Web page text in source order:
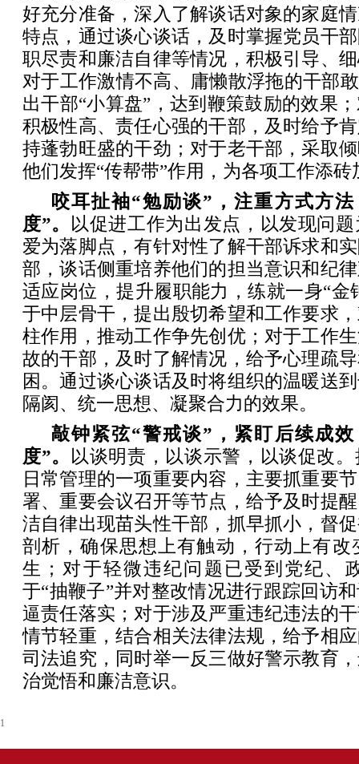
好充分准备，深入了解谈话对象的家庭
特点，通过谈心谈话，及时掌握党员干
职尽责和廉洁自律等情况，积极引导、
对于工作激情不高、庸懒散浮拖的干部
出干部“小算盘”，达到鞭策鼓励的效果
积极性高、责任心强的干部，及时给予
持蓬勃旺盛的干劲；对于老干部，采取
他们发挥“传帮带”作用，为各项工作添砖
咬耳扯袖“勉励谈”，注重方式方
度”。
以促进工作为出发点，以发现问
爱为落脚点，有针对性了解干部诉求和
部，谈话侧重培养他们的担当意识和纪
适应岗位，提升履职能力，练就一身“金
于中层骨干，提出殷切希望和工作要求
柱作用，推动工作争先创优；对于工作
故的干部，及时了解情况，给予心理疏
困。通过谈心谈话及时将组织的温暖送
隔阂、统一思想、凝聚合力的效果。
敲钟紧弦“警戒谈”，紧盯后续成
度”。
以谈明责，以谈示警，以谈促改
日常管理的一项重要内容，主要抓重要
署、重要会议召开等节点，给予及时提
洁自律出现苗头性干部，抓早抓小，督
剖析，确保思想上有触动，行动上有改
生；对于轻微违纪问题已受到党纪、
于“抽鞭子”并对整改情况进行跟踪回访
逼责任落实；对于涉及严重违纪违法的
情节轻重，结合相关法律法规，给予相
司法追究，同时举一反三做好警示教育
治觉悟和廉洁意识。
1